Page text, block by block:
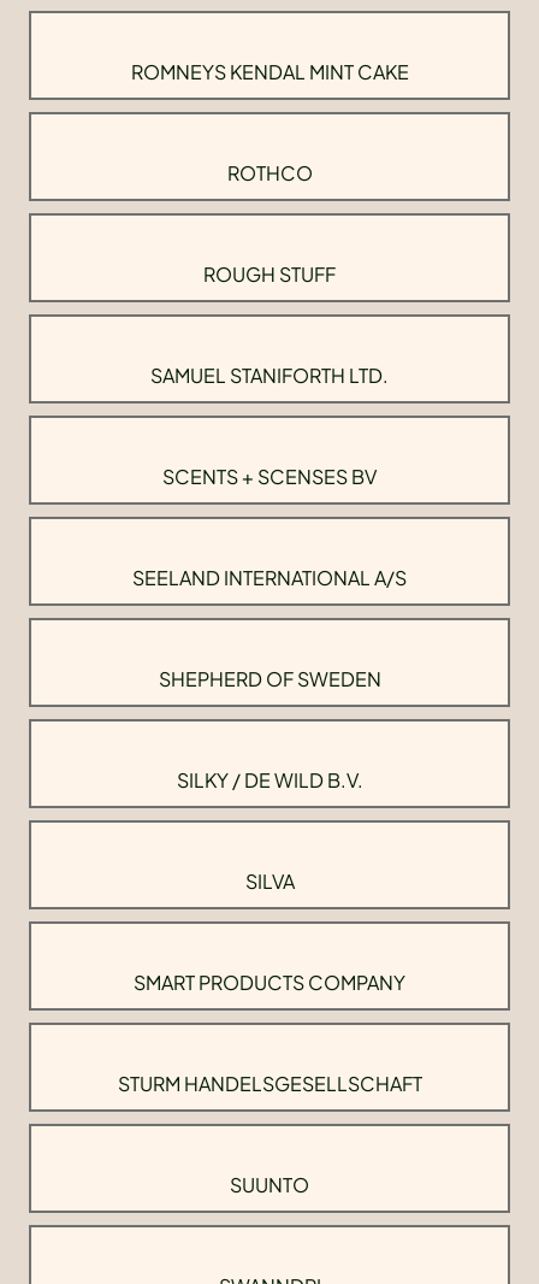
ROMNEYS KENDAL MINT CAKE
ROTHCO
ROUGH STUFF
SAMUEL STANIFORTH LTD.
SCENTS + SCENSES BV
SEELAND INTERNATIONAL A/S
SHEPHERD OF SWEDEN
SILKY / DE WILD B.V.
SILVA
SMART PRODUCTS COMPANY
STURM HANDELSGESELLSCHAFT
SUUNTO